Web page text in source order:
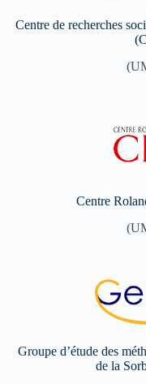
Centre de recherches
Centre
Groupe d’étude des
de la